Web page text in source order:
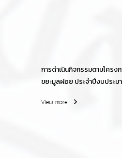
การดำเนินกิจกรรมตามโครง
ขยะมูลฝอย ประจำปีงบประ
โครงการ/กิจกรรมนำร่องชุม
View more